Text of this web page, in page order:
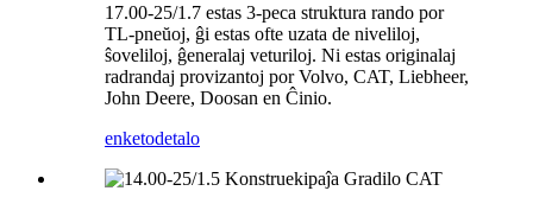
17.00-25/1.7 estas 3-peca struktura rando por
TL-pneŭoj, ĝi estas ofte uzata de niveliloj,
ŝoveliloj, ĝeneralaj veturiloj. Ni estas originalaj
radrandaj provizantoj por Volvo, CAT, Liebheer,
John Deere, Doosan en Ĉinio.
enketodetalo